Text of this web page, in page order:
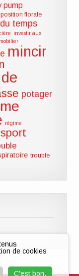
pump
florale
temps
investir aux
mincir
potager
régime
sport
trouble
de cookies
C'est bon.